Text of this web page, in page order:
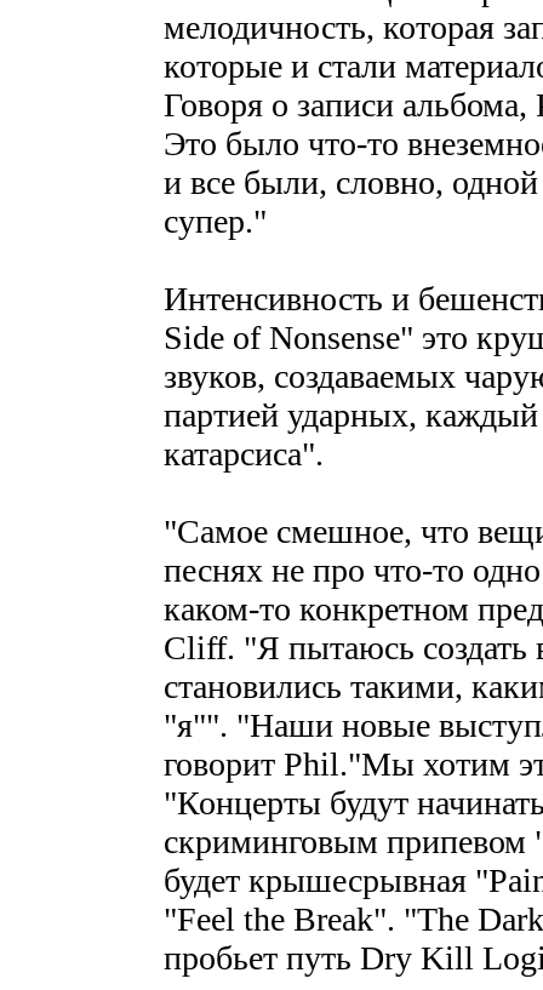
мелодичность, которая
которые и стали
Говоря о записи
Это было что-то
и все были, словно,
супер."
Интенсивность и
Side of Nonsense" это
звуков, создаваемых
партией ударных,
катарсиса".
"Самое смешное, что
песнях не про что-то
каком-то конкретном
Cliff. "Я пытаюсь создать
становились такими,
"я"". "Наши новые
говорит Phil."Мы хотим
"Концерты будут
скриминговым припевом
будет крышесрывная
"Feel the Break". "The
пробьет путь Dry Kill